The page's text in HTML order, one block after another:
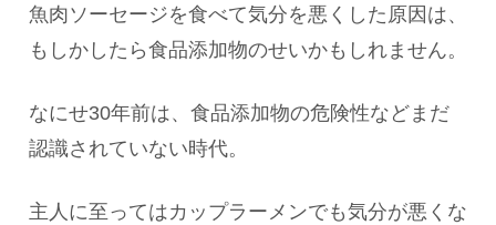
魚肉ソーセージを食べて気分を悪くした原因は、
もしかしたら食品添加物のせいかもしれません。
なにせ30年前は、食品添加物の危険性などまだ
認識されていない時代。
主人に至ってはカップラーメンでも気分が悪くな